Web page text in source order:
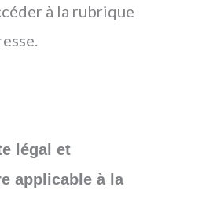
à la rubrique
légal et
applicable à la